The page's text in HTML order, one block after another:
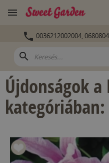

 0036212002004,
search
Újdonságok
kategóriában: